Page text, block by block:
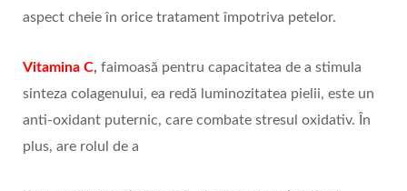
aspect cheie în orice tratament împotriva petelor.
Vitamina C, faimoasă pentru capacitatea de a stimula
sinteza colagenului, ea redă luminozitatea pielii, este un
anti-oxidant puternic, care combate stresul oxidativ. În
plus, are rolul de a